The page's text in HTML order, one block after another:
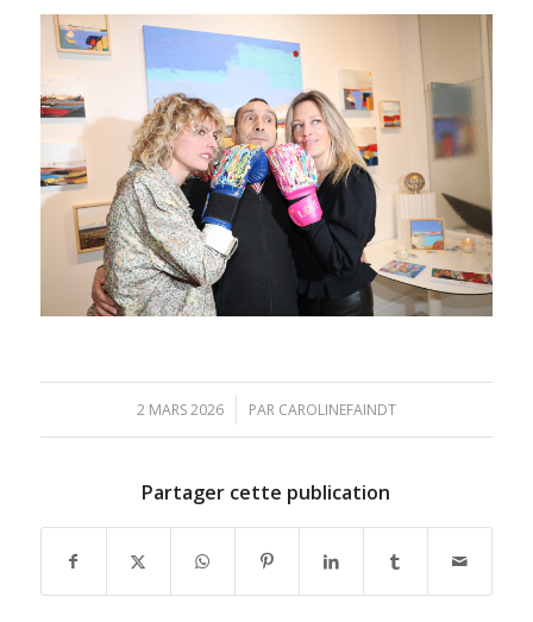
2 MARS 2026
/ PAR CAROLINEFAINDT
Partager cette publication